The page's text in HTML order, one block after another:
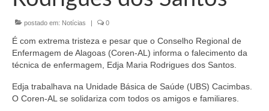
Conselheiros e Diretoria
Câmaras Técnicas
Governança
postado em: Notícias | 0
É com extrema tristeza e pesar que o Conselho Regional de
Enfermagem de Alagoas (Coren-AL) informa o falecimento da
técnica de enfermagem, Edja Maria Rodrigues dos Santos.
Edja trabalhava na Unidade Básica de Saúde (UBS) Cacimbas.
O Coren-AL se solidariza com todos os amigos e familiares.